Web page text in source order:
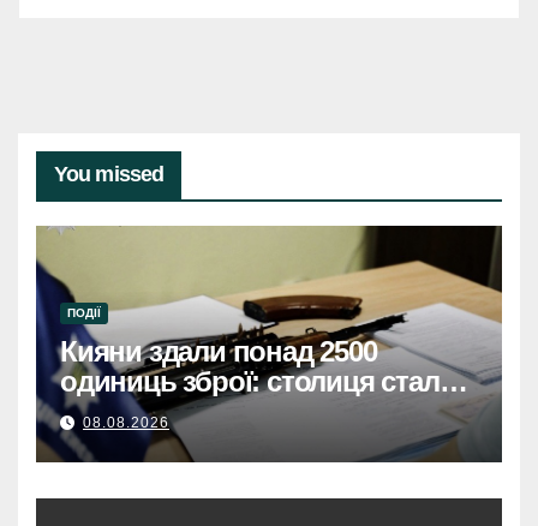
You missed
ПОДІЇ
Кияни здали понад 2500
одиниць зброї: столиця стала
безпечнішою
08.08.2026